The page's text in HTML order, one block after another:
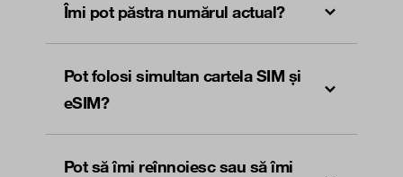
Îmi pot păstra numărul actual?
Pot folosi simultan cartela SIM și
eSIM?
Pot să îmi reînnoiesc sau să îmi